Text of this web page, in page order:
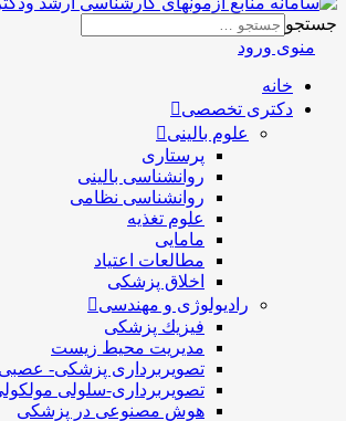
جستجو
منوی ورود
خانه
دکتری تخصصی
علوم بالینی
پرستاری
روانشناسی بالینی
روانشناسی نظامی
علوم تغذیه
مامایی
مطالعات اعتیاد
اخلاق پزشکی
رادیولوژی و مهندسی
فيزيك پزشکی
مدیریت محیط زیست
تصویربرداری پزشکی- عصبی
تصویربرداری-سلولی
هوش مصنوعی در پزشکی